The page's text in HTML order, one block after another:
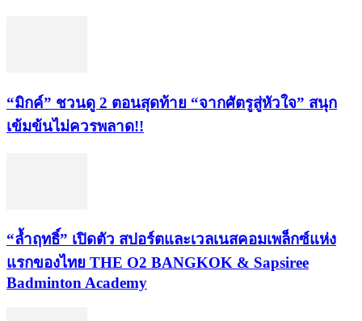
“มิกค์” ชวนดู 2 ตอนสุดท้าย “จากศัตรูสู่หัวใจ” สนุก
เข้มข้นไม่ควรพลาด!!
“ล้ำฤทธิ์” เปิดตัว สปอร์ตและเวลเนสคอมเพล็กซ์แห่ง
แรกของไทย THE O2 BANGKOK & Sapsiree
Badminton Academy